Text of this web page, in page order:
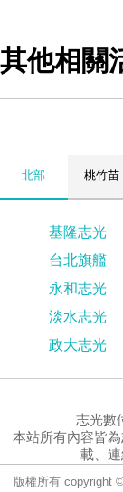
其他相關
北部 桃竹苗
基隆志光
台北旗艦
永和志光
淡水志光
政大志光
志光數
本站所有內容皆
載、
版權所有 copyright